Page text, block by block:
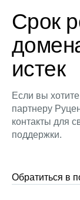
Срок
истек
Если вы
партнеру
контакты для
поддержки.
Обратиться в